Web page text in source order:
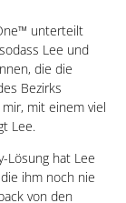
unterteilt
Lee und
die die
Bezirks
mit einem viel
Lee.
Lösung hat Lee
ihm noch nie
von den